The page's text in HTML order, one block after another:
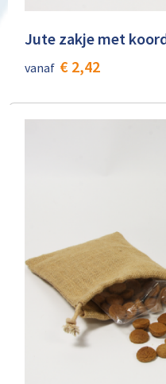
Jute zakje met
vanaf € 2,42